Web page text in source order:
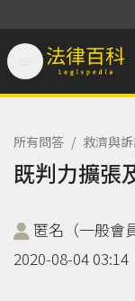
法律百科
所有問答 / 救濟與
既判力擴張
匿名（一般會員
2020-08-04 03:14